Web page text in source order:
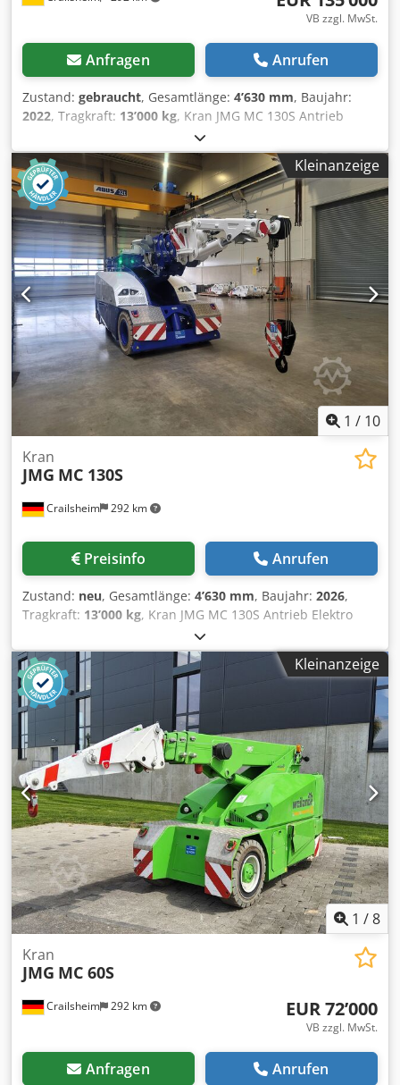
VB zzgl. MwSt.
Anfragen Anrufen
Zustand: gebraucht, Gesamtlänge: 4’630 mm, Baujahr:
2022, Tragkraft: 13’000 kg, Kran JMG MC 130S Antrieb
Elektro Baujahr 2022 Tragkraft (kg) 13.000 Dkodpfxezfq A
Re Aqrjr
Kleinanzeige
1 / 10
Crailsheim 292 km
Kran
JMG MC 130S
Preisinfo Anrufen
Zustand: neu, Gesamtlänge: 4’630 mm, Baujahr: 2026,
Tragkraft: 13’000 kg, Kran JMG MC 130S Antrieb Elektro
Dksdpoy Eh Ruefx Aqrer Baujahr 2026 Tragkraft (kg) 13.000
Kleinanzeige
1 /8
Crailsheim 292 km
Kran
JMG MC 60S
EUR 72’000
VB zzgl. MwSt.
Anfragen Anrufen